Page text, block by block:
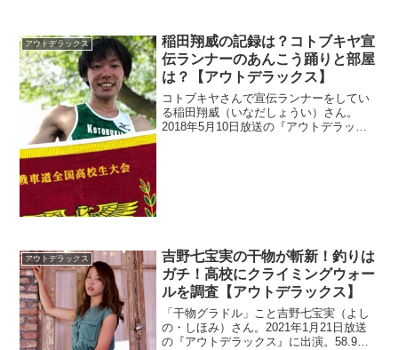
アウトデラックス
稲田翔威の記録は？コトブキヤ宣
伝ランナーのあんこう踊りと部屋
は？【アウトデラックス】
コトブキヤさんで宣伝ランナーをしてい
る稲田翔威（いなだしょうい）さん。
2018年5月10日放送の『アウトデラック
アウトデラックス
吉野七宝実の干物が斬新！釣りは
ガチ！高校にクライミングウォー
ルを調査【アウトデラックス】
「干物グラドル」こと吉野七宝実（よし
の・しほみ）さん。2021年1月21日放送
の『アウトデラックス』に出演。58.9㎏